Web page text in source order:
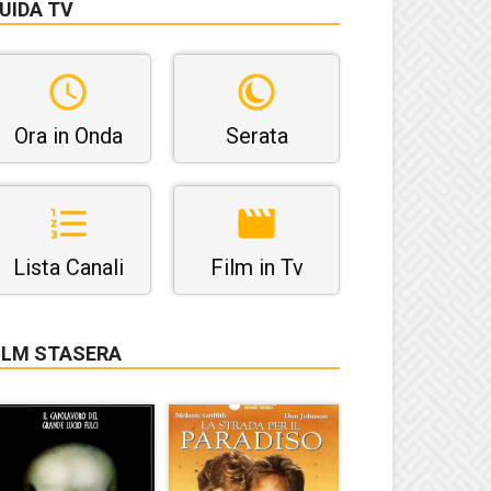
TV
Ora in Onda Serata
Lista Canali Film in Tv
STASERA